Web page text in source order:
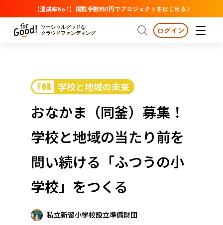
【達成率No.1】掲載手数料0円でプロジェクトをはじめる
ソーシャルグッドな
クラウドファンディング
プロジェクトからさがす
カテゴリーからさがす 国際協力
医療・福祉
人権・マイノリティ
近畿
注目 新着
支援金額が多い
支援人数が多い
終了日が近い
カテゴリーからさがす
国際協力 医療・福祉
子ども・教育
環境・エシカル
人権・マイノリティ
社会貢献
地域からさがす
北海道 青森 岩手 宮城
ログイン
FOR 学校と地域の未来
おなかま（同釜）募集！
学校と地域の当たり前を
問い続ける「ふつうの小
学校」をつくる
私立新留小学校設立準備財団